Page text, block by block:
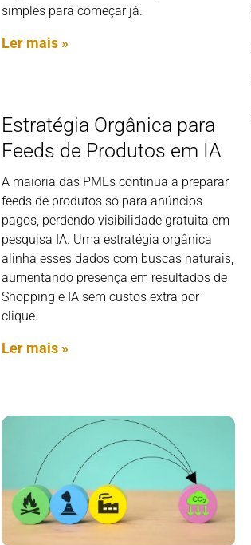
simples para começar já.
Ler mais »
Estratégia Orgânica para
Feeds de Produtos em IA
A maioria das PMEs continua a preparar
feeds de produtos só para anúncios
pagos, perdendo visibilidade gratuita em
pesquisa IA. Uma estratégia orgânica
alinha esses dados com buscas naturais,
aumentando presença em resultados de
Shopping e IA sem custos extra por
clique.
Ler mais »